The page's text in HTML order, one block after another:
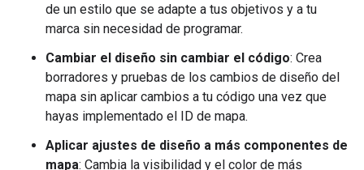
de un estilo que se adapte a tus objetivos y a tu
marca sin necesidad de programar.
Cambiar el diseño sin cambiar el código: Crea
borradores y pruebas de los cambios de diseño del
mapa sin aplicar cambios a tu código una vez que
hayas implementado el ID de mapa.
Aplicar ajustes de diseño a más componentes de
mapa: Cambia la visibilidad y el color de más